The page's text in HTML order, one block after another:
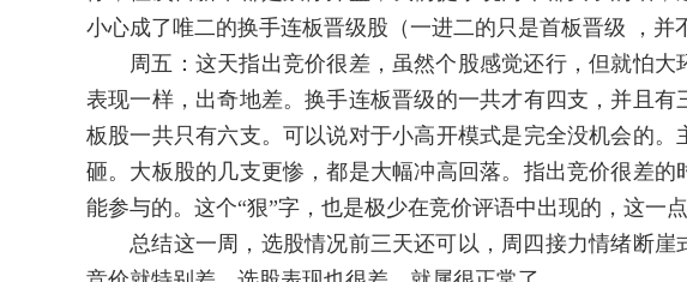
小心成了唯二的换手连板晋级股（一进二的只是首板晋级 ，并
周五：这天指出竞价很差，虽然个股感觉还行，但就怕大
表现一样，出奇地差。换手连板晋级的一共才有四支，并且
板股一共只有六支。可以说对于小高开模式是完全没机会的
砸。大板股的几支更惨，都是大幅冲高回落。指出竞价很差
能参与的。这个“狠”字，也是极少在竞价评语中出现的，这一
总结这一周，选股情况前三天还可以，周四接力情绪断崖